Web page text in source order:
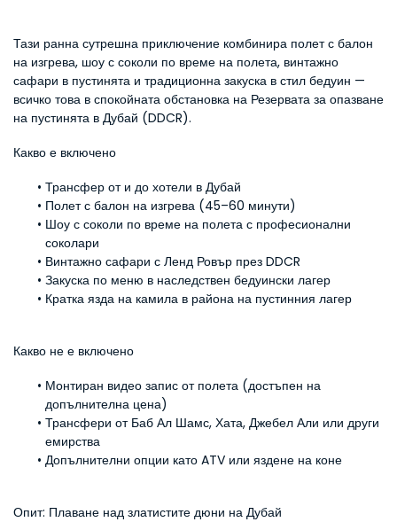
Тази ранна сутрешна приключение комбинира полет с балон
на изгрева, шоу с соколи по време на полета, винтажно
сафари в пустинята и традиционна закуска в стил бедуин —
всичко това в спокойната обстановка на Резервата за опазване
на пустинята в Дубай (DDCR).
Какво е включено
Трансфер от и до хотели в Дубай
Полет с балон на изгрева (45–60 минути)
Шоу с соколи по време на полета с професионални
соколари
Винтажно сафари с Ленд Ровър през DDCR
Закуска по меню в наследствен бедуински лагер
Кратка язда на камила в района на пустинния лагер
Какво не е включено
Монтиран видео запис от полета (достъпен на
допълнителна цена)
Трансфери от Баб Ал Шамс, Хата, Джебел Али или други
емирства
Допълнителни опции като ATV или яздене на коне
Опит: Плаване над златистите дюни на Дубай